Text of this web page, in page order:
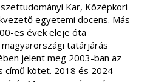
Kar, Középkori
egyetemi docens. Más
es évek eleje óta
tatárjárás
jelent meg 2003-ban az
című kötet. 2018 és 2024